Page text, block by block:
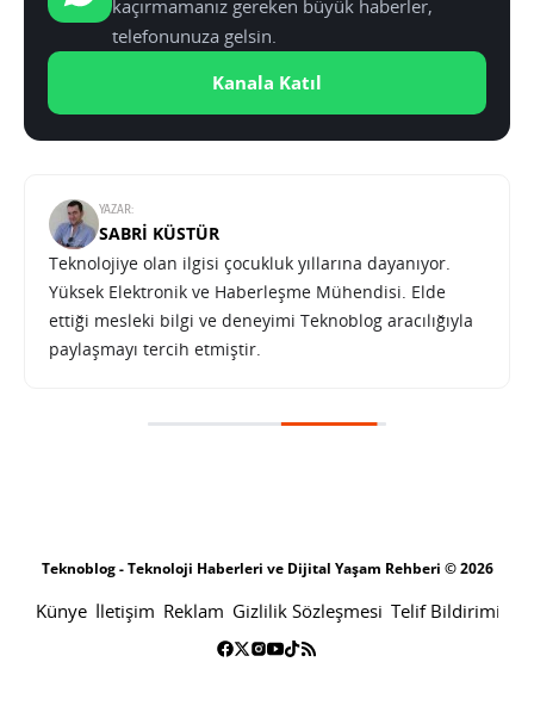
kaçırmamanız gereken büyük haberler,
telefonunuza gelsin.
Kanala Katıl
YAZAR:
SABRI KÜSTÜR
Teknolojiye olan ilgisi çocukluk yıllarına dayanıyor.
Yüksek Elektronik ve Haberleşme Mühendisi. Elde
ettiği mesleki bilgi ve deneyimi Teknoblog aracılığıyla
paylaşmayı tercih etmiştir.
Teknoblog - Teknoloji Haberleri ve Dijital Yaşam Rehberi © 2026
Künye İletişim Reklam Gizlilik Sözleşmesi Telif Bildirimi